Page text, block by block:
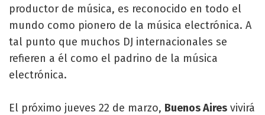
productor de música, es reconocido en todo el
mundo como pionero de la música electrónica. A
tal punto que muchos DJ internacionales se
refieren a él como el padrino de la música
electrónica.
El próximo jueves 22 de marzo, Buenos Aires vivirá